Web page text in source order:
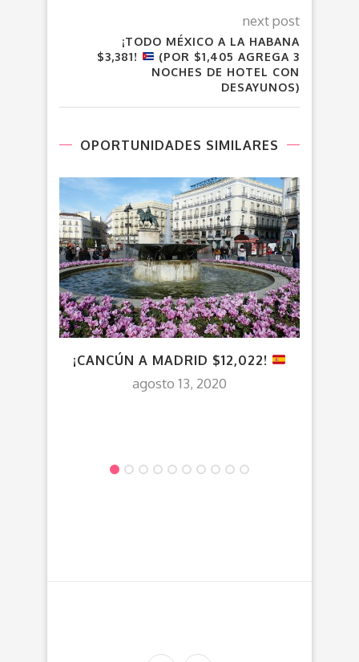
next post
¡TODO MÉXICO A LA HABANA
$3,381!
(POR $1,405 AGREGA 3
NOCHES DE HOTEL CON
DESAYUNOS)
OPORTUNIDADES SIMILARES
¡CANCÚN A MADRID $12,022!
agosto 13, 2020